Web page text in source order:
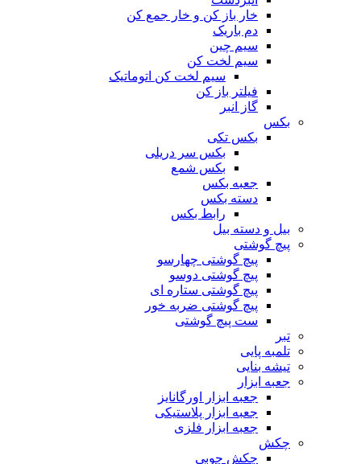
خار باز کن و خار جمع کن
دم باریک
سیم چین
سیم لخت کن
سیم لخت کن اتوماتیک
فیلتر باز کن
گاز انبر
بکس
بکس تکی
بکس سر دریلی
بکس شمع
جعبه بکس
دسته بکس
رابط بکس
بیل و دسته بیل
پیچ گوشتی
پیچ گوشتی چهارسو
پیچ گوشتی دوسو
پیچ گوشتی ستاره‌ ای
پیچ گوشتی ضربه خور
ست پیچ گوشتی
تبر
تلمبه پایی
تیشه بنایی
جعبه ابزار
جعبه ابزار اورگانایز
جعبه ابزار پلاستیکی
جعبه ابزار فلزی
چکش
چکش چوبی